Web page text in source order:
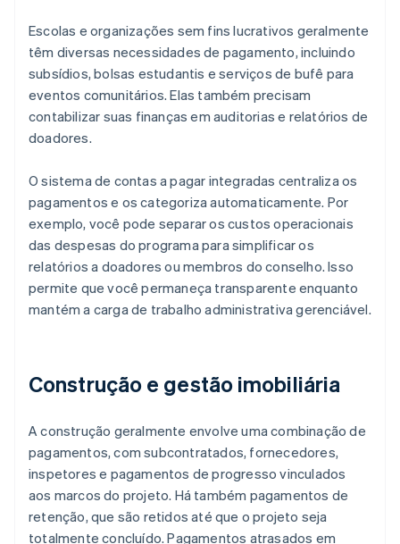
Escolas e organizações sem fins lucrativos geralmente
têm diversas necessidades de pagamento, incluindo
subsídios, bolsas estudantis e serviços de bufê para
eventos comunitários. Elas também precisam
contabilizar suas finanças em auditorias e relatórios de
doadores.
O sistema de contas a pagar integradas centraliza os
pagamentos e os categoriza automaticamente. Por
exemplo, você pode separar os custos operacionais
das despesas do programa para simplificar os
relatórios a doadores ou membros do conselho. Isso
permite que você permaneça transparente enquanto
mantém a carga de trabalho administrativa gerenciável.
Construção e gestão imobiliária
A construção geralmente envolve uma combinação de
pagamentos, com subcontratados, fornecedores,
inspetores e pagamentos de progresso vinculados
aos marcos do projeto. Há também pagamentos de
retenção, que são retidos até que o projeto seja
totalmente concluído. Pagamentos atrasados em